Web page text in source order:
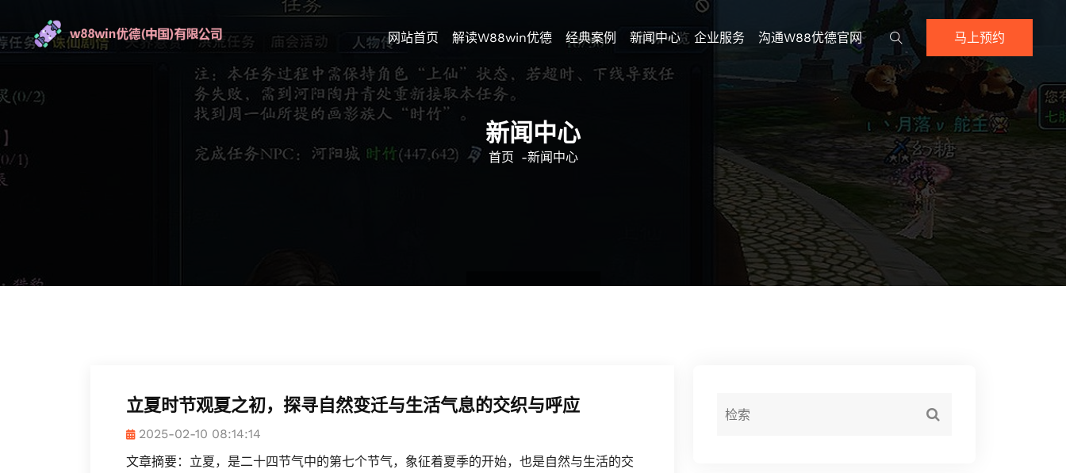
网站首页 解读w88win优德 经典案例 新闻中心 企业服务 沟通w88优德官网 马上预约
新闻中心
首页 -新闻中心
立夏时节观夏之初，探寻自然变迁与生活气息的交织与呼应
2025-02-10 08:14:14
文章摘要：立夏，是二十四节气中的第七个节气，象征着夏季的开始，也是自然与生活的交